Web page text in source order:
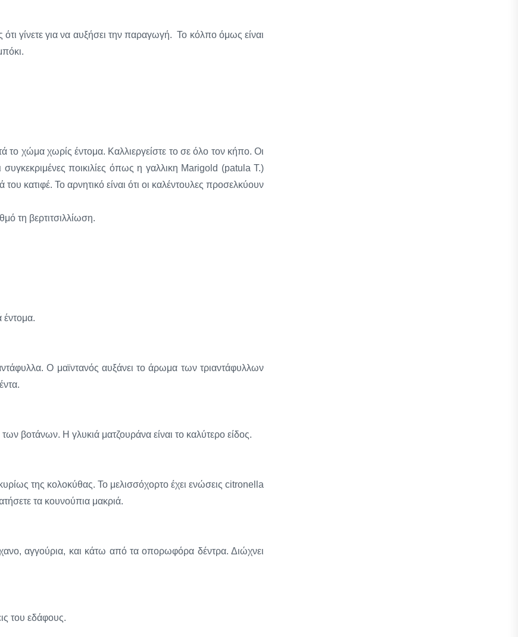
γίνετε για να αυξήσει την παραγωγή. Το κόλπο όμως είναι
το χώμα χωρίς έντομα. Καλλιεργείστε το σε όλο τον κήπο. Οι
συγκεκριμένες ποικιλίες όπως η γαλλικη Marigold (patula Τ.)
κατιφέ. Το αρνητικό είναι ότι οι καλέντουλες προσελκύουν
τη βερτιτσιλλίωση.
έντομα.
Ο μαϊντανός αυξάνει το άρωμα των τριαντάφυλλων
βοτάνων. Η γλυκιά ματζουράνα είναι το καλύτερο είδος.
της κολοκύθας. Το μελισσόχορτο έχει ενώσεις citronella
τα κουνούπια μακριά.
αγγούρια, και κάτω από τα οπορωφόρα δέντρα. Διώχνει
του εδάφους.